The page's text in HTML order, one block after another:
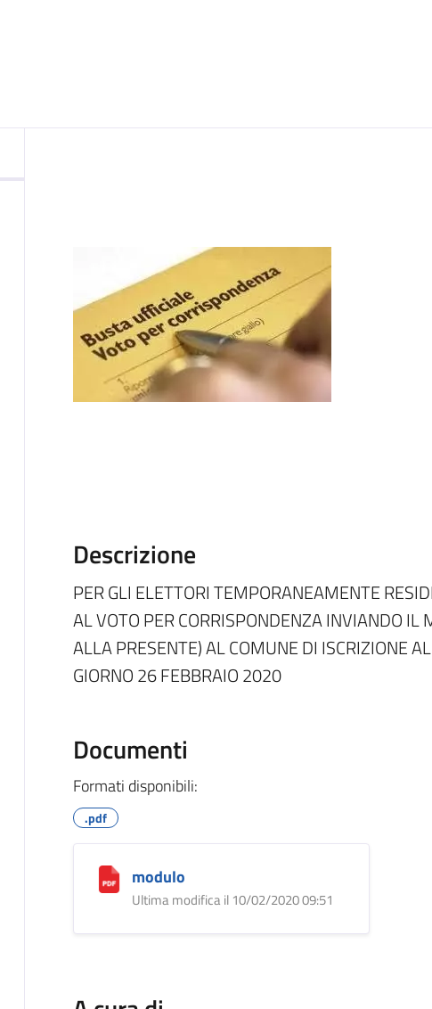
Descrizione
PER GLI ELETTORI TEMPORANEAMENTE
AL VOTO PER CORRISPONDENZA INVIANDO IL
ALLA PRESENTE) AL COMUNE DI ISCRIZIONE
GIORNO 26 FEBBRAIO 2020
Documenti
Formati disponibili:
.pdf
modulo
Ultima modifica il 10/02/2020 09:51